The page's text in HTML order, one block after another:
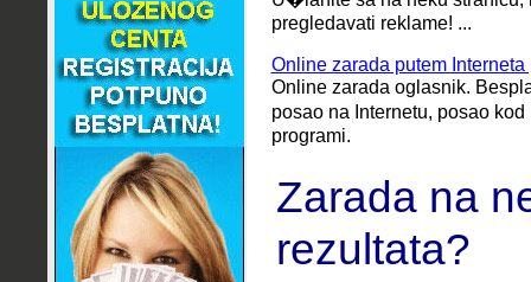
pregledavati reklame! ...
Online zarada putem
Online zarada oglasnik.
posao na Internetu, posao
programi.
Zarada na
rezultata?